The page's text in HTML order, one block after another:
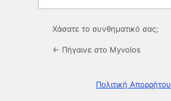
Χάσατε το συνθηματικό σας;
← Πήγαινε στο Myvolos
Πολιτική Απορρήτου